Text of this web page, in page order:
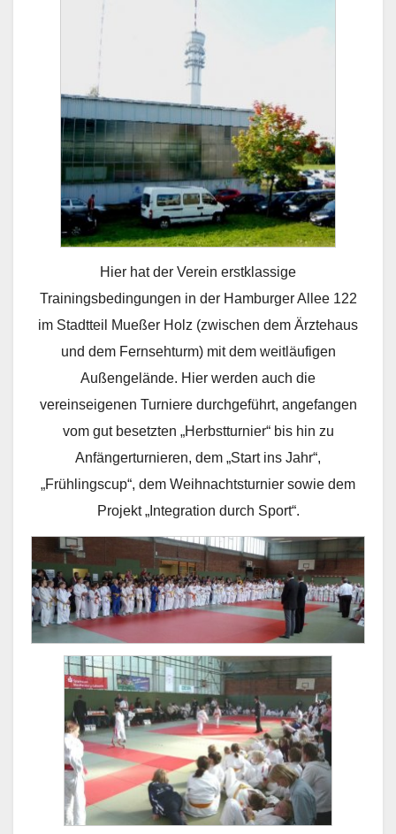
Hier hat der Verein erstklassige
Trainingsbedingungen in der Hamburger Allee 122
im Stadtteil Mueßer Holz (zwischen dem Ärztehaus
und dem Fernsehturm) mit dem weitläufigen
Außengelände. Hier werden auch die
vereinseigenen Turniere durchgeführt, angefangen
vom gut besetzten „Herbstturnier“ bis hin zu
Anfängerturnieren, dem „Start ins Jahr“,
„Frühlingscup“, dem Weihnachtsturnier sowie dem
Projekt „Integration durch Sport“.